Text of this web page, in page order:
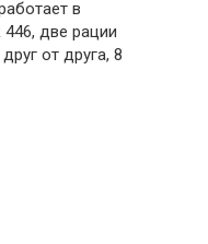
в
две рации
от друга, 8